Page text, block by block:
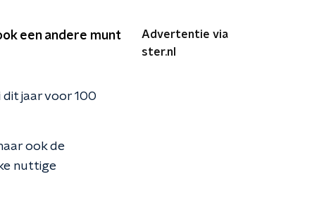
een andere munt
jaar voor 100
ook de
nuttige
Advertentie via
ster.nl